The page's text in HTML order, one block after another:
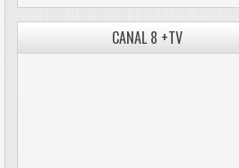
CANAL 8 +TV